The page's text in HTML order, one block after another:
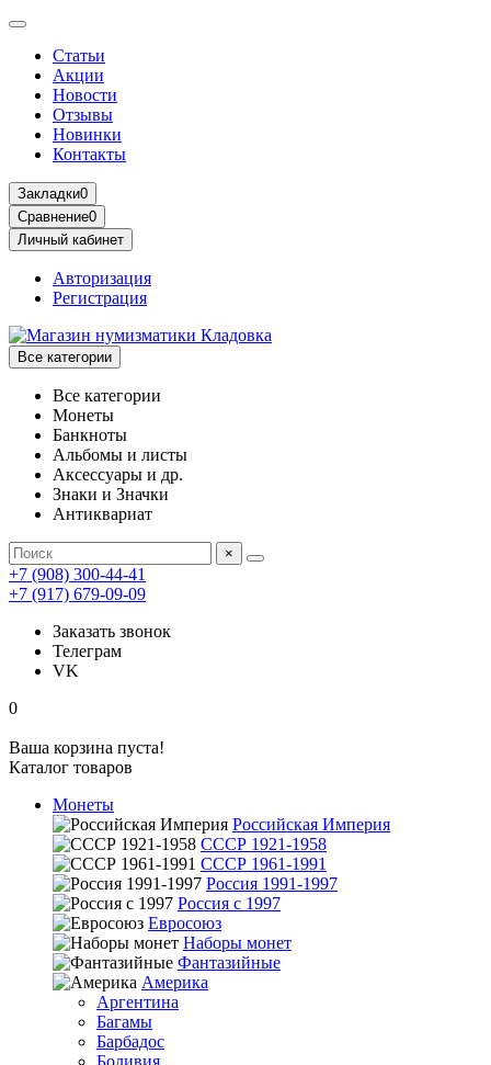
Статьи
Акции
Новости
Отзывы
Новинки
Контакты
Закладки0
Сравнение0
Личный кабинет
Авторизация
Регистрация
Все категории
Все категории
Монеты
Банкноты
Альбомы и листы
Аксессуары и др.
Знаки и Значки
Антиквариат
×
+7 (908) 300-44-41
+7 (917) 679-09-09
Заказать звонок
Телеграм
VK
0
Ваша корзина пуста!
Каталог товаров
Монеты
Российская Империя
СССР 1921-1958
СССР 1961-1991
Россия 1991-1997
Россия с 1997
Евросоюз
Наборы монет
Фантазийные
Америка
Аргентина
Багамы
Барбадос
Боливия